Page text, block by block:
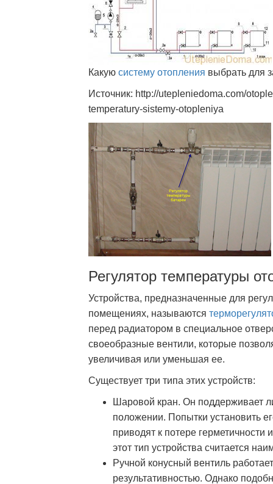
Какую систему отопления выбрать для
Источник: http://utepleniedoma.com/
temperatury-sistemy-otopleniya
Регулятор температуры
Устройства, предназначенные для
помещениях, называются
перед радиатором в специальное
своеобразные вентили, которые
увеличивая или уменьшая ее.
Существует три типа этих устройств:
Шаровой кран. Он поддерживает
положении. Попытки установить
приводят к потере
этот тип устройства считается
Ручной конусный вентиль
результативностью. Однако